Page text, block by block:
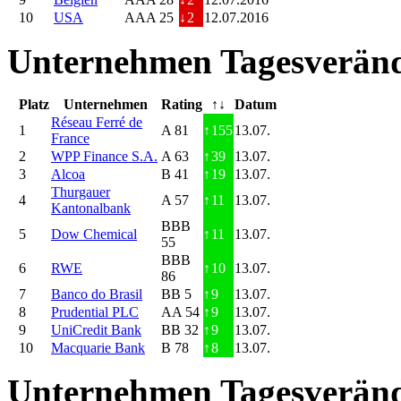
10
USA AAA 25 ↓ 2 12.07.2016
Unternehmen
Platz Unternehmen Rating ↑↓
Datum
1
Réseau Ferré de
France
A 81 ↑ 15513.07.
2
WPP Finance S.A. A 63 ↑39
13.07.
3
Alcoa B 41 ↑ 19
13.07.
4
Thurgauer
Kantonalbank
A 57 ↑ 11 13.07.
5 Dow Chemical
BBB
55
↑ 11 13.07.
6 RWE
BBB
86
↑ 10
13.07.
7
Banco do Brasil BB 5 ↑9
13.07.
8
Prudential PLC AA 54 ↑9
13.07.
9
UniCredit Bank BB 32 ↑9
13.07.
10
Macquarie Bank B 78 ↑8 13.07.
Unternehmen